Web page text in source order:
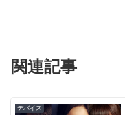
関連記事
デバイス